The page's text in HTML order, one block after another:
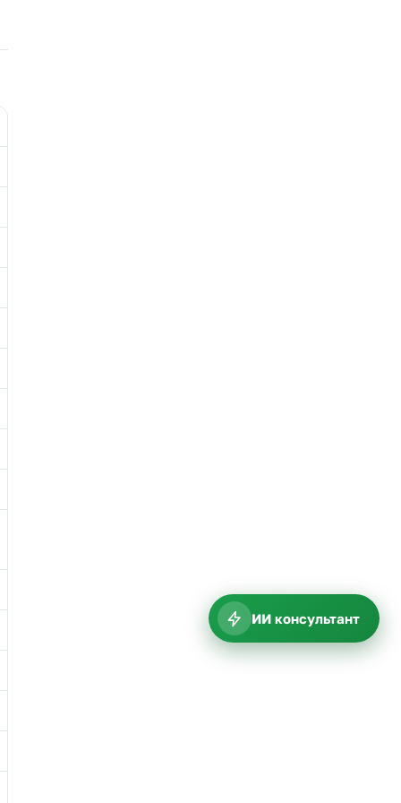
ИИ консультант